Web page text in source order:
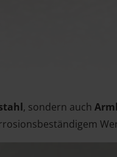
, sondern auch